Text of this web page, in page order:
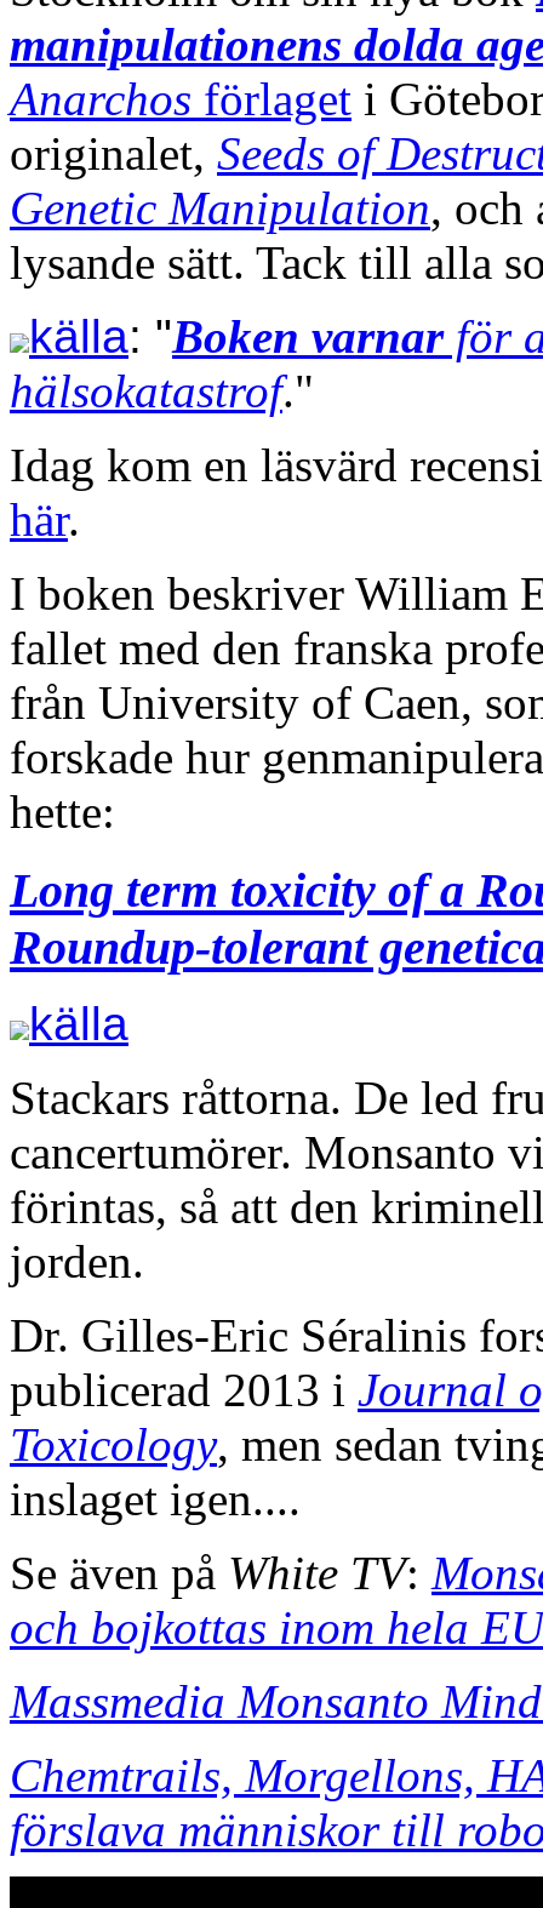
manipulationens dolda
Anarchos förlaget i
originalet, Seeds of
Genetic Manipulation, och
lysande sätt. Tack till alla
källa: "Boken varnarför
hälsokatastrof."
Idag kom en läsvärd
här.
I boken beskriver William
fallet med den franska
från University of Caen,
forskade hur
hette:
Long term toxicity of a
Roundup-tolerant
källa
Stackars råttorna. De led
cancertumörer. Monsanto
förintas, så att den
jorden.
Dr. Gilles-Eric Séralinis
publicerad 2013 i Journal
Toxicology, men sedan
inslaget igen....
Se även på White TV:
och bojkottas inom hela EU
Massmedia Monsanto
Chemtrails, Morgellons,
förslava människor till